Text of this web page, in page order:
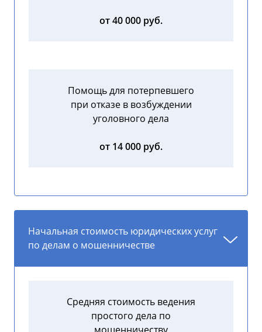
от 40 000 руб.
Помощь для потерпевшего
при отказе в возбуждении
уголовного дела
от 14 000 руб.
Начальная стоимость юридических услуг
по делам о мошенничестве
Средняя стоимость ведения
простого дела по